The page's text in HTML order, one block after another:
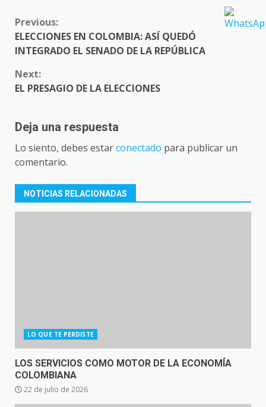
CONTINUE
READING
Previous:
ELECCIONES EN COLOMBIA: ASÍ QUEDÓ
INTEGRADO EL SENADO DE LA REPÚBLICA
Next:
EL PRESAGIO DE LA ELECCIONES
Deja una respuesta
Lo siento, debes estarconectado para publicar un
comentario.
NOTICIAS RELACIONADAS
LO QUE TE PERDISTE
LOS SERVICIOS COMO MOTOR DE LA ECONOMÍA
COLOMBIANA
22 de julio de 2026